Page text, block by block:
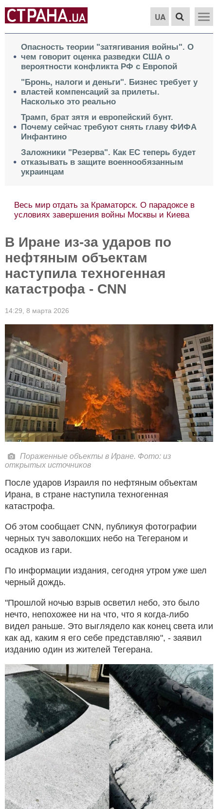
UA
Опасность теории "затягивания войны". О
чем говорит оценка разведки США о
вероятности конфликта РФ с Европой
"Бронь, налоги и деньги". Бизнес требует у
властей компенсаций за прилеты.
Насколько это реально
Трамп, брат зятя и европейский бунт.
Почему сейчас требуют снять главу ФИФА
Инфантино
Заложники "Резерва". Как ЕС теперь будет
отказывать в защите военнообязанным
украинцам
Весь мир отдать за Краматорск. О парадоксе в
условиях завершения войны Москвы и Киева
В Иране из-за ударов по
нефтяным объектам
наступила техногенная
катастрофа - CNN
14:29, 8 марта 2026
Пораженные объекты в Иране. Фото: из
открытых источников
После ударов Израиля по нефтяным объектам
Ирана, в стране наступила техногенная
катастрофа.
Об этом сообщает CNN, публикуя фотографии
черных туч заволокших небо на Тегераном и
осадков из гари.
По информации издания, сегодня утром уже шел
черный дождь.
"Прошлой ночью взрыв осветил небо, это было
нечто, непохожее ни на что, что я когда-либо
видел раньше. Это выглядело как конец света или
как ад, каким я его себе представляю", - заявил
изданию один из жителей Тегерана.